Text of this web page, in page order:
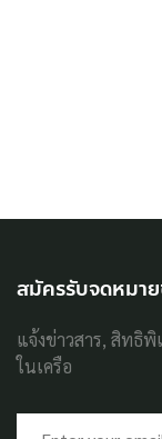
สมัครรับจดหมาย
แจ้งข่าวสาร, สิทธิ
ในเครือ